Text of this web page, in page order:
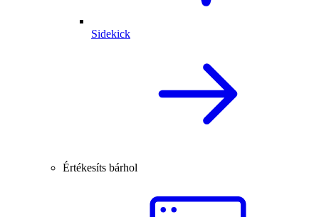
Sidekick
Értékesíts bárhol